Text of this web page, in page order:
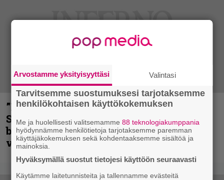
”He ovat tuoneet soittoon jotain uutta” –
Sepulturan Andreas Kisser nimeää
bändin, jonka riffit ovat tehneet
vaikutuksen
Arvostamme yksityisyyttäsi Valintasi
Tarvitsemme suostumuksesi tarjotaksemme
henkilökohtaisen käyttökokemuksen
Me ja huolellisesti valitsemamme88 teknologiakumppania
hyödynnämme henkilötietoja tarjotaksemme paremman
käyttäjäkokemuksen sekä kohdentaaksemme sisältöä ja
mainoksia.
Hyväksymällä suostut tietojesi käyttöön seuraavasti
Käytämme laitetunnisteita ja tallennamme evästeitä